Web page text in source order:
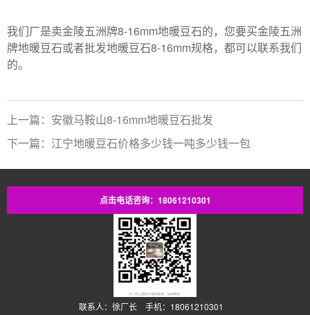
我们厂是卖金陵五洲牌8-16mm地暖豆石的，您要买金陵五洲
牌地暖豆石或者批发地暖豆石8-16mm规格，都可以联系我们
的。
上一篇：安徽马鞍山8-16mm地暖豆石批发
下一篇：江宁地暖豆石价格多少钱一吨多少钱一包
点击电话咨询：18061210301
联系人：徐厂长 手机：18061210301